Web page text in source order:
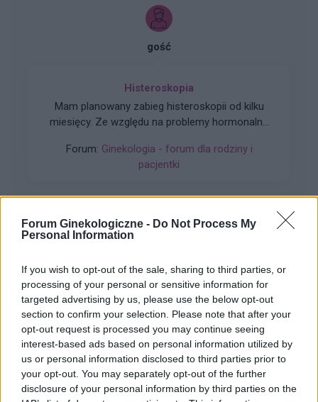
Forum Ginekologiczne - Do Not Process My
Personal Information
If you wish to opt-out of the sale, sharing to third parties, or
processing of your personal or sensitive information for
targeted advertising by us, please use the below opt-out
section to confirm your selection. Please note that after your
opt-out request is processed you may continue seeing
interest-based ads based on personal information utilized by
us or personal information disclosed to third parties prior to
your opt-out. You may separately opt-out of the further
disclosure of your personal information by third parties on the
dnia był a na drugi dzień było czysto. I robi się
mi tak co 2 tyg raz trwa 3 dni a raz 6 jak przy
gość
Histeroskopia
Mam planowany zabieg histeroskopii od kilku
miesięcy. Ze względu na problemy hormonalne
mam zabieg a pojawiła mi się miesiączka. Czy
podczas lekkich plamień na początku cyklu
Forum: Ginekologia - forum dla rodziny i
pacjentki
Brak ochoty na seks w związku
2 lata razem i rok po ślubie a ja nie mam ochoty
na seks. To nie jest raczej normalne co nie? :(
Zaczynało się to powoli. Obecnie seks mógłby
dla mnie istnieć. Robię to z uwagi na męża.
Udaję orgazm. Rzuciłam tabletki
antykoncepcyjne ale nic nie wróciło do normy (
przestałam brać kilka miesięcy temu tak wiec
Forum:Ginekologia - forum dla rodziny i
pacjentki